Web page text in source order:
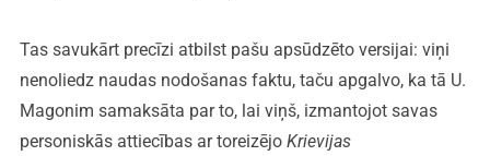
Tas savukārt precīzi atbilst pašu apsūdzēto versijai: viņi
nenoliedz naudas nodošanas faktu, taču apgalvo, ka tā U.
Magonim samaksāta par to, lai viņš, izmantojot savas
personiskās attiecības ar toreizējo Krievijas